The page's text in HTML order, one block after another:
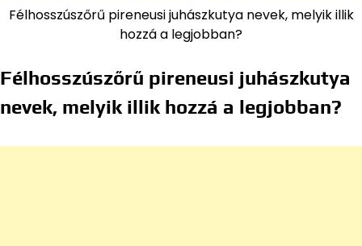
Félhosszúszőrű pireneusi juhászkutya nevek, melyik illik
hozzá a legjobban?
Félhosszúszőrű pireneusi juhászkutya
nevek, melyik illik hozzá a legjobban?